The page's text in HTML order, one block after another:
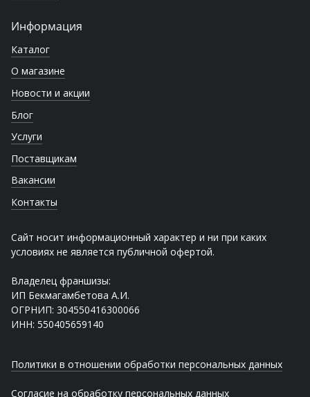
Информация
Каталог
О магазине
Новости и акции
Блог
Услуги
Поставщикам
Вакансии
Контакты
Сайт носит информационный характер и ни при каких
условиях не является публичной офертой.
Владелец франшизы:
ИП Бекмагамбетова А.И.
ОГРНИП: 304550416300066
ИНН: 550405659140
Политики в отношении обработки персональных данных
Согласие на обработку персональных данных